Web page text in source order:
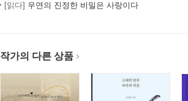
[읽다] 우연의 진정한 비밀은 사랑이다
작가의 다른 상품